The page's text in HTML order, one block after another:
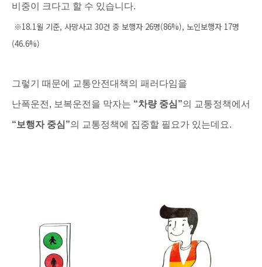
비중이 크다고 할 수 있습니다.
※18.1 월 기준, 사망사고 30건 중 보행자 26명(86%), 노인보행자 17명
(46.6%)
그렇기 때문에 교통안전대책의 패러다임을
난폭운전 , 보복운전을 막자는 “차량 중심 ”의 교통정책에서
“ 보행자 중심 ”의 교통정책에 집중할 필요가 있는데요.